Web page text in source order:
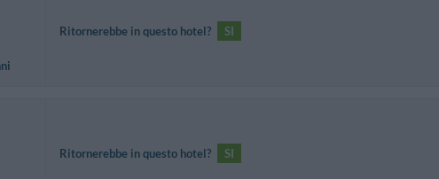
Ritornerebbe in questo hotel? SI
Ritornerebbe in questo hotel? SI